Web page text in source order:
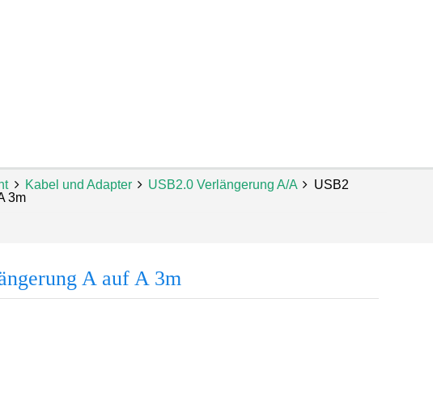
Kabel und Adapter USB2.0 Verlängerung A/A
USB2
3m
A auf A 3m